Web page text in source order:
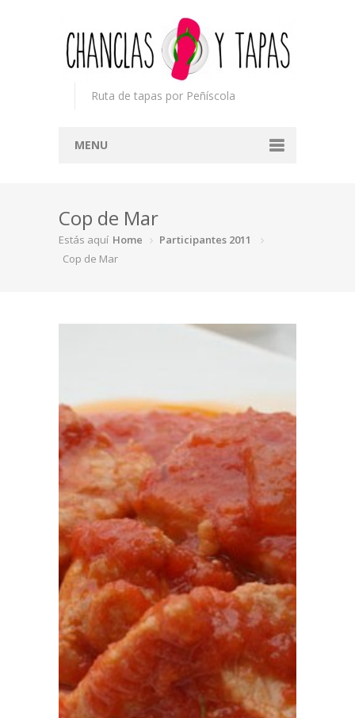
Ruta de tapas por Peñíscola
MENU
Concurso
Participantes
Cop de Mar
Estás aquí Home
Participantes 2011
Cop de Mar